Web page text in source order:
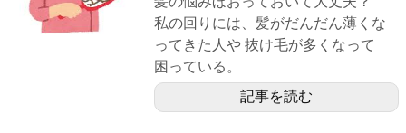
私の回りには、髪がだんだん薄くな
ってきた人や 抜け毛が多くなって
困っている。
記事を読む